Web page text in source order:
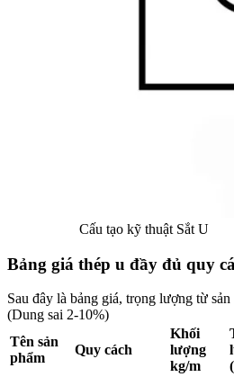
Cấu tạo kỹ thuật Sắt U
Bảng giá thép u đầy đủ quy
Sau đây là bảng giá, trọng lượng từ
(Dung sai 2-10%)
Tên sản
phẩm
Quy cách
Khối
lượng
kg/m